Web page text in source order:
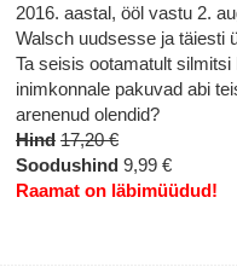
2016. aastal, ööl vastu 2.
Walsch uudsesse ja täiesti
Ta seisis ootamatult
inimkonnale pakuvad abi
arenenud olendid?
Hind 17,20 €
Soodushind 9,99 €
Raamat on läbimüüdud!